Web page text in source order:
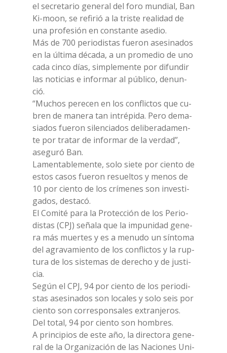
el se­cre­ta­rio ge­ne­ral del foro mun­dial, Ban
Ki-moon, se re­fi­rió a la tri­ste rea­li­dad de
una pro­fe­sión en con­stan­te ase­dio.
Más de 700 pe­rio­di­stas fue­ron ase­si­na­dos
en la úl­ti­ma dé­ca­da, a un pro­me­dio de uno
cada cin­co días, sim­ple­men­te por di­fun­dir
las no­ti­cias e in­for­mar al pú­bli­co, de­nun­
ció.
“Mu­chos pe­re­cen en los con­flic­tos que cu­
bren de ma­ne­ra tan in­tré­pi­da. Pero de­ma­
sia­dos fue­ron si­len­cia­dos de­li­be­ra­da­men­
te por tra­tar de in­for­mar de la ver­dad”,
ase­gu­ró Ban.
La­men­ta­ble­men­te, solo sie­te por cien­to de
estos ca­sos fue­ron re­suel­tos y me­nos de
10 por cien­to de los crí­me­nes son in­ve­sti­
ga­dos, de­sta­có.
El Co­mi­té para la Pro­tec­ción de los Pe­rio­
di­stas (CPJ) seña­la que la im­pu­ni­dad ge­ne­
ra más muer­tes y es a me­nu­do un sín­to­ma
del agra­va­mien­to de los con­flic­tos y la rup­
tu­ra de los si­ste­mas de de­re­cho y de ju­sti­
cia.
Se­gún el CPJ, 94 por cien­to de los pe­rio­di­
stas ase­si­na­dos son lo­ca­les y solo seis por
cien­to son cor­re­spon­sa­les ex­tra­n­je­ros.
Del to­tal, 94 por cien­to son hom­bres.
A prin­ci­pios de este año, la di­rec­to­ra ge­ne­
ral de la Or­ga­ni­za­ción de las Na­cio­nes Uni­